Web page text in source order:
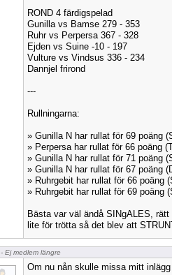
ROND 4 färdigspelad
Gunilla vs Bamse 279 - 353
Ruhr vs Perpersa 367 - 328
Ejden vs Suine -10 - 197
Vulture vs Vindsus 336 - 234
Dannjel frirond
---
Rullningarna:
» Gunilla N har rullat för 69 poäng
» Perpersa har rullat för 66 poäng
» Gunilla N har rullat för 71 poäng
» Gunilla N har rullat för 67 poäng
» Ruhrgebit har rullat för 66 poäng
» Ruhrgebit har rullat för 69 poäng
Bästa var väl ändå SINgALES,
lite för trötta så det blev att
- Ej medlem längre
Om nu nån skulle missa mitt